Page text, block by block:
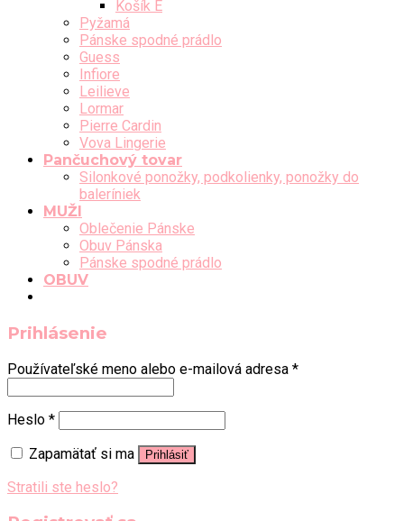
Košík E
Pyžamá
Pánske spodné prádlo
Guess
Infiore
Leilieve
Lormar
Pierre Cardin
Vova Lingerie
Pančuchový tovar
Silonkové ponožky, podkolienky, ponožky do
baleríniek
MUŽI
Oblečenie Pánske
Obuv Pánska
Pánske spodné prádlo
OBUV
Prihlásenie
Používateľské meno alebo e-mailová adresa *
Heslo *
Zapamätať si ma
Prihlásiť
Stratili ste heslo?